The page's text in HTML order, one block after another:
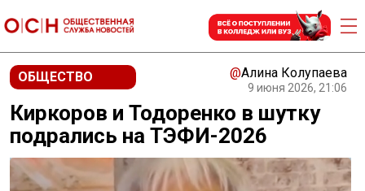
ОБЩЕСТВО @Алина Колупаева
9 июня 2026, 21:06
Киркоров и Тодоренко в шутку
подрались на ТЭФИ-2026